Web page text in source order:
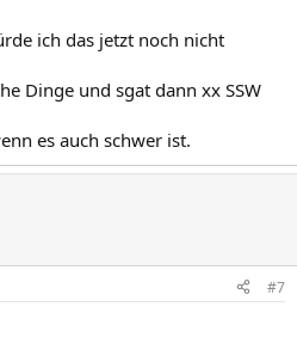
ich das jetzt noch nicht
Dinge und sgat dann xx SSW
es auch schwer ist.
#7